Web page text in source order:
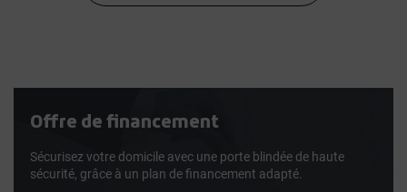
Offre de financement
Sécurisez votre domicile avec une porte blindée de haute
sécurité, grâce à un plan de financement adapté.